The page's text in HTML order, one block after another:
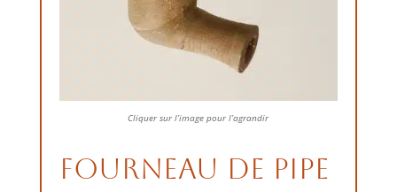
Cliquer sur l’image pour l’agrandir
Fourneau de pipe